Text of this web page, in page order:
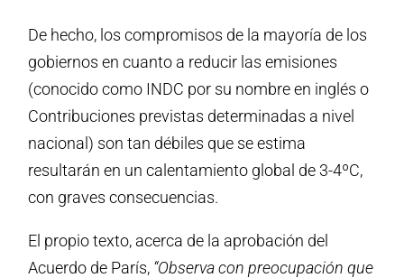
De hecho, los compromisos de la mayoría de los
gobiernos en cuanto a reducir las emisiones
(conocido como INDC por su nombre en inglés o
Contribuciones previstas determinadas a nivel
nacional) son tan débiles que se estima
resultarán en un calentamiento global de 3-4ºC,
con graves consecuencias.
El propio texto, acerca de la aprobación del
Acuerdo de París, “Observa con preocupación que